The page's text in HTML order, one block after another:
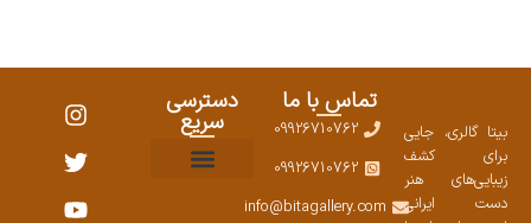
بیتا گالری، جایی
برای کشف
زیبایی‌های هنر
دست ایرانی
تماس با ما
09926710762
09926710762
info@bitagallery.com
دسترسی
سریع